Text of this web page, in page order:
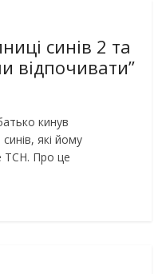
синів 2 та
відпочивати”
кинув
які йому
ТСН. Про це